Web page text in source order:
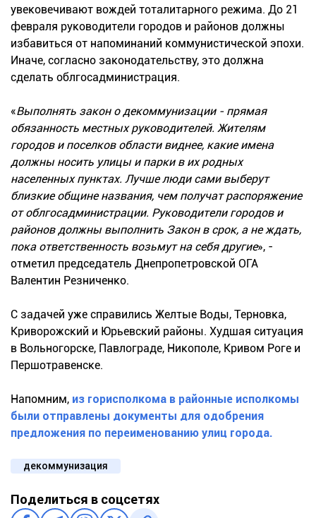
увековечивают вождей тоталитарного режима. До 21
февраля руководители городов и районов должны
избавиться от напоминаний коммунистической эпохи.
Иначе, согласно законодательству, это должна
сделать облгосадминистрация.
«Выполнять закон о декоммунизации - прямая
обязанность местных руководителей. Жителям
городов и поселков области виднее, какие имена
должны носить улицы и парки в их родных
населенных пунктах. Лучше люди сами выберут
близкие общине названия, чем получат распоряжение
от облгосадминистрации. Руководители городов и
районов должны выполнить Закон в срок, а не ждать,
пока ответственность возьмут на себя другие», -
отметил председатель Днепропетровской ОГА
Валентин Резниченко.
С задачей уже справились Желтые Воды, Терновка,
Криворожский и Юрьевский районы. Худшая ситуация
в Вольногорске, Павлограде, Никополе, Кривом Роге и
Першотравенске.
Напомним, из горисполкома в районные исполкомы
были отправлены документы для одобрения
предложения по переименованию улиц города.
декоммунизация
Поделиться в соцсетях